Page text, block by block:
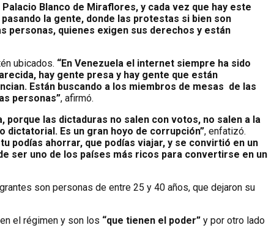
Blanco de Miraflores, y cada vez que hay este
la gente, donde las protestas si bien son
personas, quienes exigen sus derechos y están
ubicados. “En Venezuela el internet siempre ha sido
hay gente presa y hay gente que están
Están buscando a los miembros de mesas de las
personas”, afirmó.
porque las dictaduras no salen con votos, no salen a la
dictatorial. Es un gran hoyo de corrupción”, enfatizó.
podías ahorrar, que podías viajar, y se convirtió en un
ser uno de los países más ricos para convertirse en un
son personas de entre 25 y 40 años, que dejaron su
el régimen y son los “que tienen el poder” y por otro lado